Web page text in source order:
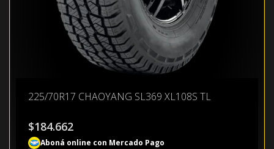
225/70R17 CHAOYANG SL369 XL108S TL
$184.662
Aboná online con Mercado Pago